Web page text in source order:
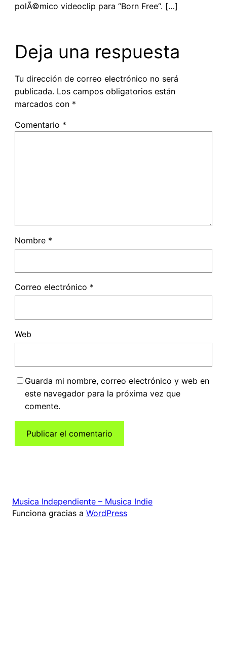
polÃ©mico videoclip para “Born Free“. […]
Deja una respuesta
Tu dirección de correo electrónico no será
publicada. Los campos obligatorios están
marcados con *
Comentario *
Nombre *
Correo electrónico *
Web
Guarda mi nombre, correo electrónico y web en
este navegador para la próxima vez que
comente.
Musica Independiente – Musica Indie
Funciona gracias a WordPress